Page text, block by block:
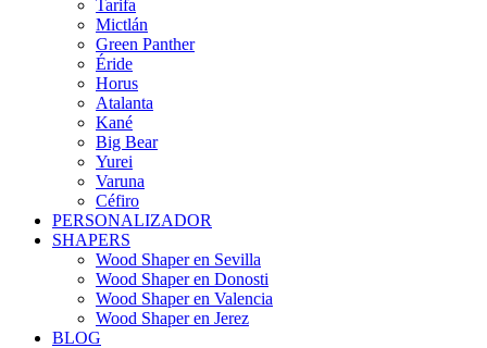
Tarifa
Mictlán
Green Panther
Éride
Horus
Atalanta
Kané
Big Bear
Yurei
Varuna
Céfiro
PERSONALIZADOR
SHAPERS
Wood Shaper en Sevilla
Wood Shaper en Donosti
Wood Shaper en Valencia
Wood Shaper en Jerez
BLOG